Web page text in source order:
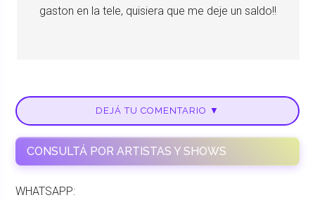
gaston en la tele, quisiera que me deje un saldo!!
DEJÁ TU COMENTARIO ▼
CONSULTÁ POR ARTISTAS Y SHOWS
WHATSAPP: